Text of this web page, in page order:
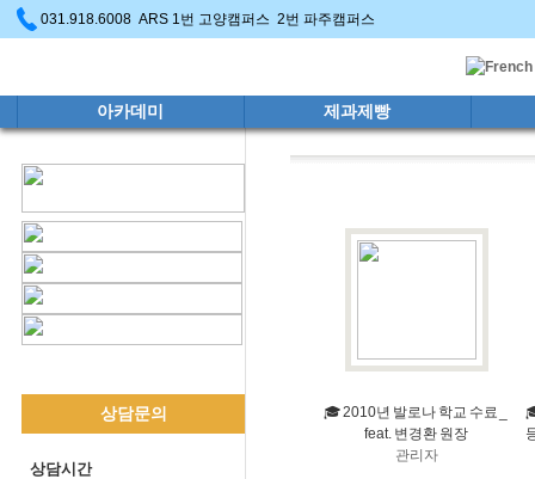
031.918.6008 ARS 1번 고양캠퍼스 2번 파주캠퍼스
아카데미 제과제빵
상담문의
상담시간
🎓 2010년 발로나 학교 수료 _
feat. 변경환 원장
관리자